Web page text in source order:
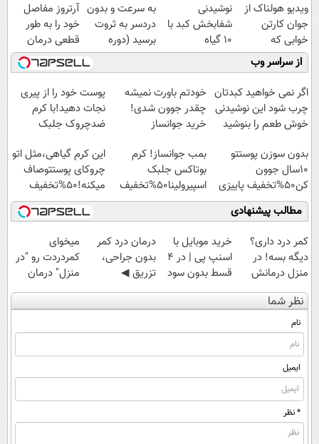
ویدیو هولناک از
جوان کارتن
خوابی که
میلیاردر شد.
آموزش رایگان
نوشیدنی
شفابخش کبد با
10 گیاه
موثر(تخفیف تا
امشب)
به سرعت و بدون
دردسر به ثروت
برسید (دوره
کاملا رایگان
پولسازی)
آرتروز مفاصل
خود را به طور
قطعی درمان
کنید!
◗پرسش‌نامه◖
از سراسر وب
اگر نمی خواهید کبدتان
چرب شود این نوشیدنی
خوش طعم را بنوشید
خودتم باورت نمیشه
چقدر جوون شدی!
خرید جوانساز
ویژه
پوست خود را از پیری
نجات دهید!با کرم
ضدچروک جلبک
بدون سوزن پوستتو
10سال جوون
کن50%تخفیف پاییزی
بمب جوانساز! کرم
بوتاکس جلبک
اسپیرولینا50%تخفیف
این کرم گیاهی،مثل اتو
چروکای پوستتوصاف
میکنه!50%تخفیف
مطالب پیشنهادی
کمر درد داری؟
دیگه بسه! در
منزل درمانش
کن
(◀پرسش‌نامه)
خرید موبایل با
اسنپ پی | در ۴
قسط بدون سود
و کارمزد!
درمان درد کمر
بدون جراحی،
تزریق ◀
پرسش‌نامه رو پر
کن ▶
میخوای
کمردردت رو "در
منزل" درمان
کنی؟ (◂فیلم +
◂پرسش‌نامه)
نظر شما
نام
ایمیل
* نظر